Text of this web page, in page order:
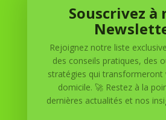
Réussite à Domicile
Réussite à Domicile est votre
pour atteindre vos objectifs depuis
maison. Nous offrons des solutions
vous aider à réussir.
Souscrivez à
Rejoignez notre liste
des conseils pratiques, des
stratégies qui transformeront
domicile. 🚀 Restez à la
dernières actualités et nos